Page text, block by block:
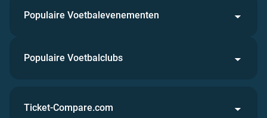
Populaire Voetbalevenementen
Populaire Voetbalclubs
Ticket-Compare.com